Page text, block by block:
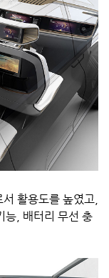
활용도를 높였고,
능, 배터리 무선 충